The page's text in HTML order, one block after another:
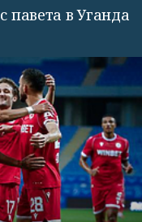
павета в Уганда